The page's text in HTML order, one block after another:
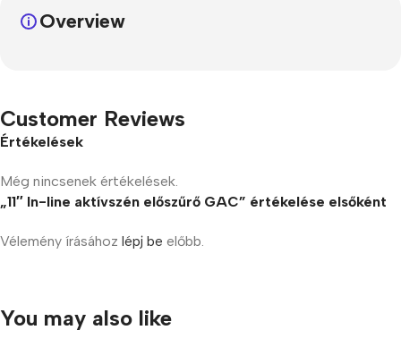
Overview
Customer Reviews
Értékelések
Még nincsenek értékelések.
„11″ In-line aktívszén előszűrő GAC” értékelése elsőként
Vélemény írásához lépj be előbb.
You may also like